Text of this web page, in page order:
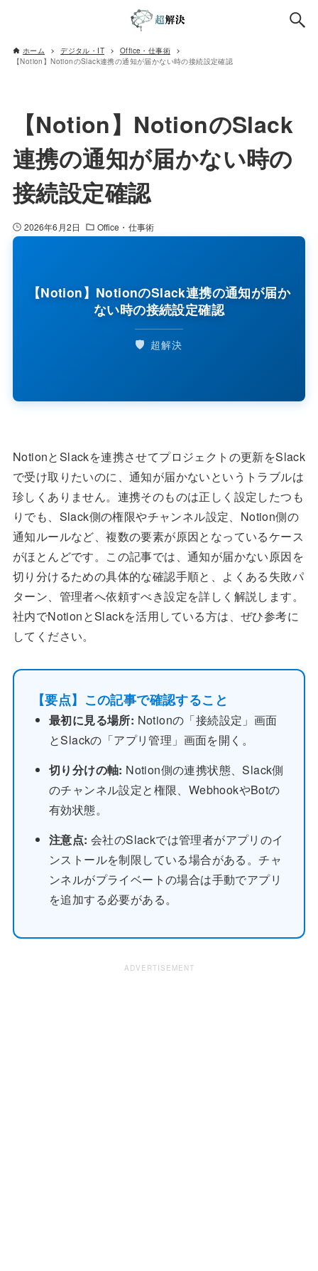
ホーム デジタル・IT
Office・仕事術
【Notion】NotionのSlack連携の通知が届かない時の接続設定確認
【Notion】NotionのSlack
連携の通知が届かない時の
接続設定確認
2026年6月2日 Office・仕事術
【Notion】NotionのSlack連携の通知が届か
ない時の接続設定確認
🛡️ 超解決
NotionとSlackを連携させてプロジェクトの更新をSlack
で受け取りたいのに、通知が届かないというトラブルは
珍しくありません。連携そのものは正しく設定したつも
りでも、Slack側の権限やチャンネル設定、Notion側の
通知ルールなど、複数の要素が原因となっているケース
がほとんどです。この記事では、通知が届かない原因を
切り分けるための具体的な確認手順と、よくある失敗パ
ターン、管理者へ依頼すべき設定を詳しく解説します。
社内でNotionとSlackを活用している方は、ぜひ参考に
してください。
【要点】この記事で確認すること
最初に見る場所: Notionの「接続設定」画面
とSlackの「アプリ管理」画面を開く。
切り分けの軸: Notion側の連携状態、Slack側
のチャンネル設定と権限、WebhookやBotの
有効状態。
注意点: 会社のSlackでは管理者がアプリのイ
ンストールを制限している場合がある。チャ
ンネルがプライベートの場合は手動でアプリ
を追加する必要がある。
ADVERTISEMENT